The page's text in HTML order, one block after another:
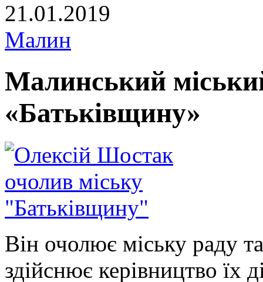
21.01.2019
Малин
Малинський
«Батьківщину»
Він очолює міську раду
здійснює керівництво їх